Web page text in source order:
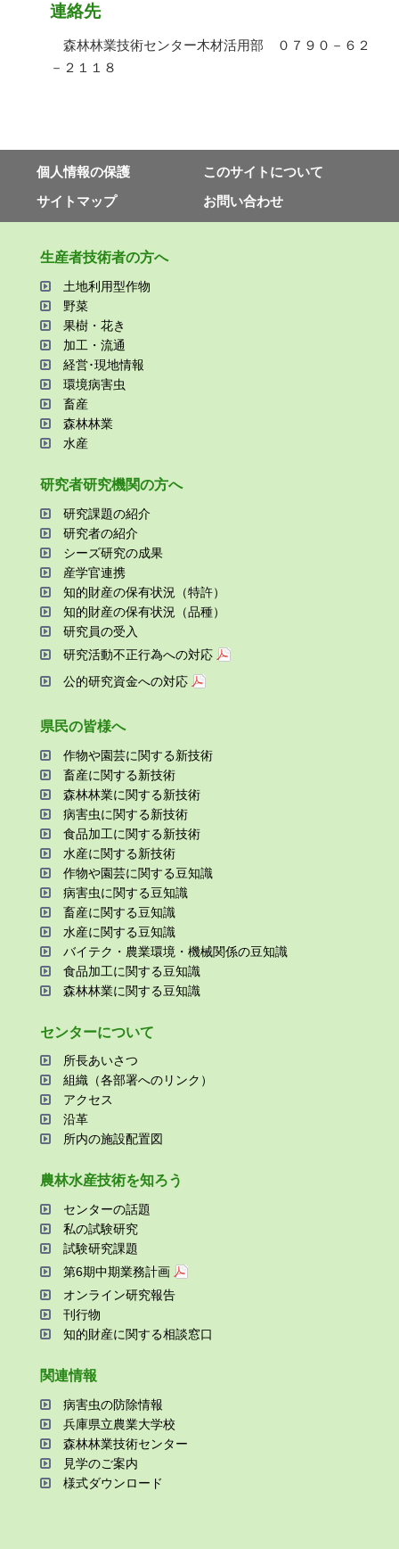
連絡先
森林林業技術センター木材活用部 ０７９０－６２
－２１１８
個⼈情報の保護
このサイトについて
サイトマップ
お問い合わせ
⽣産者技術者の⽅へ
⼟地利⽤型作物
野菜
果樹・花き
加⼯・流通
経営･現地情報
環境病害⾍
畜産
森林林業
⽔産
研究者研究機関の⽅へ
研究課題の紹介
研究者の紹介
シーズ研究の成果
産学官連携
知的財産の保有状況（特許）
知的財産の保有状況（品種）
研究員の受⼊
研究活動不正⾏為への対応
公的研究資金への対応
県⺠の皆様へ
作物や園芸に関する新技術
畜産に関する新技術
森林林業に関する新技術
病害⾍に関する新技術
⾷品加⼯に関する新技術
⽔産に関する新技術
作物や園芸に関する⾖知識
病害⾍に関する⾖知識
畜産に関する⾖知識
⽔産に関する⾖知識
バイテク・農業環境・機械関係の⾖知識
⾷品加⼯に関する⾖知識
森林林業に関する⾖知識
センターについて
所⻑あいさつ
組織（各部署へのリンク）
アクセス
沿⾰
所内の施設配置図
農林⽔産技術を知ろう
センターの話題
私の試験研究
試験研究課題
第6期中期業務計画
オンライン研究報告
刊⾏物
知的財産に関する相談窓⼝
関連情報
病害⾍の防除情報
兵庫県⽴農業⼤学校
森林林業技術センター
⾒学のご案内
様式ダウンロード